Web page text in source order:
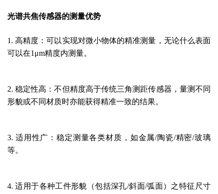
光谱共焦传感器的测量优势
1. 高精度：可以实现对微小物体的精准测量，无论什么表面
可以在1μm精度内测量。
2. 稳定性高：不但精度高于传统三角测距传感器，量测不同
形貌或不同材质时亦能获得精准一致的结果。
3. 适用性广：稳定测量各类材质，如金属/陶瓷/精密/玻璃
等。
4. 适用于各种工件形貌（包括深孔/斜面/弧面）之特征尺寸